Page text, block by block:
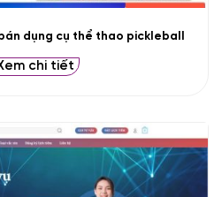
dụng cụ thể thao pickleball
chi tiết